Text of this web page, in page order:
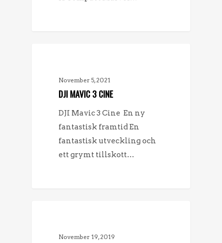
November 5, 2021
DJI MAVIC 3 CINE
DJI Mavic 3 Cine En ny
fantastisk framtid En
fantastisk utveckling och
ett grymt tillskott…
November 19, 2019